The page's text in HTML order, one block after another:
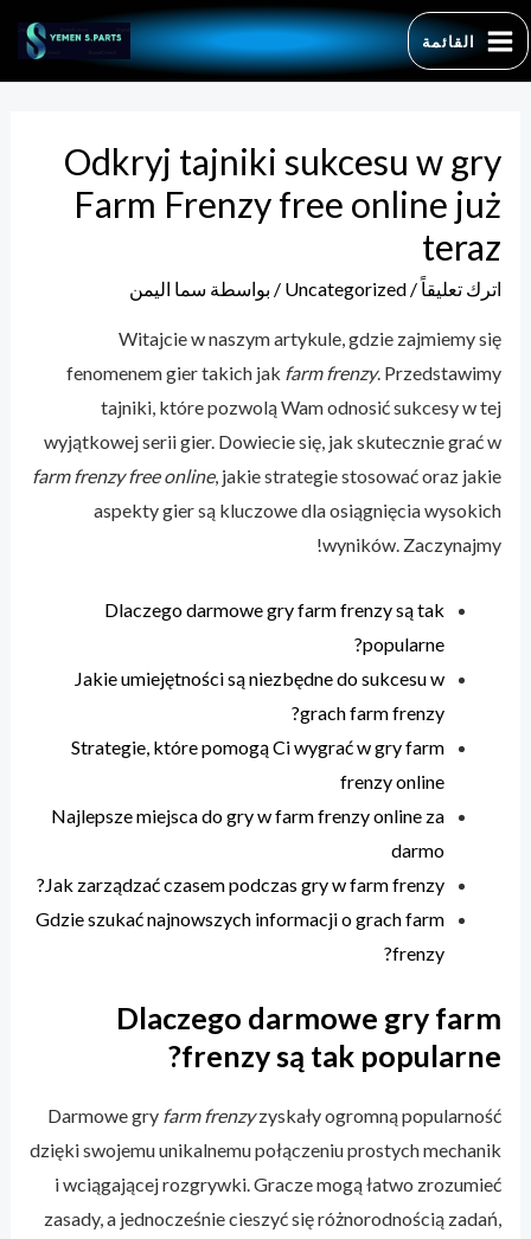
تخطي
إلى
المحتوى
MAIN
القائمة
Odkryj tajniki sukcesu w gry
Farm Frenzy free online już
teraz
اترك تعليقاً/
Uncategorized / بواسطة سما اليمن
Witajcie w naszym artykule, gdzie zajmiemy się
fenomenem gier takich jak farm frenzy. Przedstawimy
tajniki, które pozwolą Wam odnosić sukcesy w tej
wyjątkowej serii gier. Dowiecie się, jak skutecznie grać w
farm frenzy free online, jakie strategie stosować oraz jakie
aspekty gier są kluczowe dla osiągnięcia wysokich
wyników. Zaczynajmy!
Dlaczego darmowe gry farm frenzy są tak
popularne?
Jakie umiejętności są niezbędne do sukcesu w
grach farm frenzy?
Strategie, które pomogą Ci wygrać w gry farm
frenzy online
Najlepsze miejsca do gry w farm frenzy online za
darmo
Jak zarządzać czasem podczas gry w farm frenzy?
Gdzie szukać najnowszych informacji o grach farm
frenzy?
Dlaczego darmowe gry farm
frenzy są tak popularne?
Darmowe gry farm frenzyzyskały ogromną popularność
dzięki swojemu unikalnemu połączeniu prostych mechanik
i wciągającej rozgrywki. Gracze mogą łatwo zrozumieć
zasady, a jednocześnie cieszyć się różnorodnością zadań,